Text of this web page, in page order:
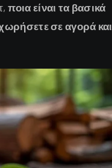
ποια είναι τα βασικά
σε αγορά και